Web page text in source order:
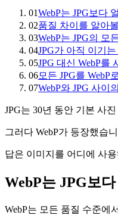
01WebP는 JPG보다
02품질 차이를 알아
03WebP는 JPG의 모
04JPG가 아직 이기는
05JPG 대신 WebP를
06모든 JPG를 WebP
07WebP와 JPG 사이
JPG는 30년 동안 기본 사
그러다 WebP가 등장했습
답은 이미지를 어디에 사
WebP는 JPG보
WebP는 모든 품질 수준에